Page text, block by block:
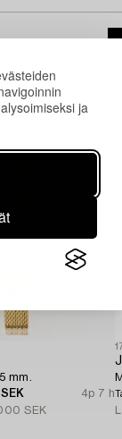
ja
mm.
4p 7 h
SEK